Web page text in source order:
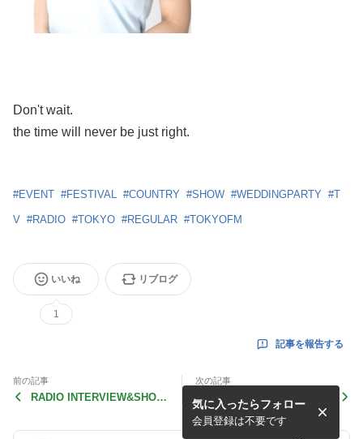
Don't wait.
the time will never be just right.
#EVENT #FESTIVAL #COUNTRY #SHOW #WEDDINGPARTY #T
V #RADIO #TOKYO #REGULAR #TOKYOFM
いいね
1
リブログ
記事を報告する
前の記事
RADIO INTERVIEW&SHO
次の記事
RADIO PROGRAM [ディア
ブロRadio]
気に入ったらフォロー
会員登録は不要です